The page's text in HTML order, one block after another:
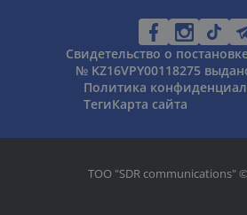
Свидетельство о
№ KZ16VPY00118275
Политика
ТегиКарта сайта
ТОО "SDR communications"